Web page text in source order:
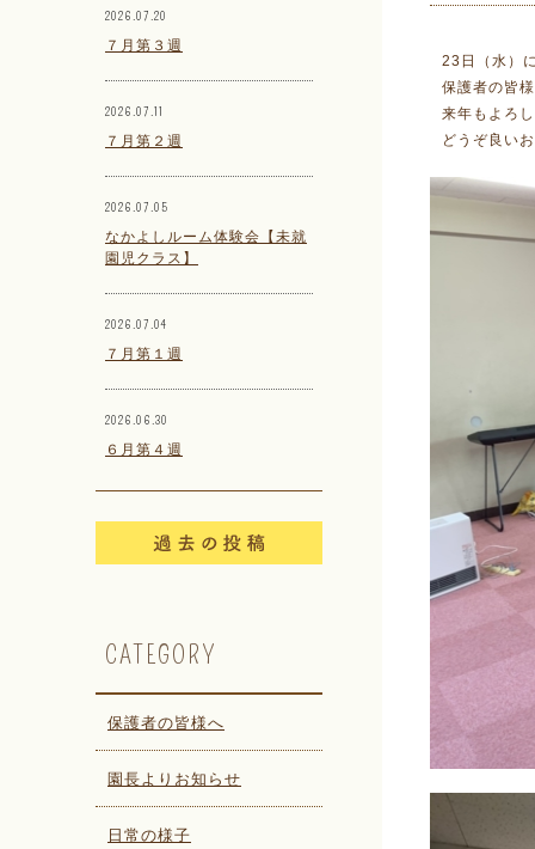
2026.07.20
７月第３週
2026.07.11
７月第２週
2026.07.05
なかよしルーム体験会【未就
園児クラス】
2026.07.04
７月第１週
2026.06.30
６月第４週
CATEGORY
保護者の皆様へ
園長よりお知らせ
日常の様子
23日（水）
保護者の皆
来年もよろ
どうぞ良い